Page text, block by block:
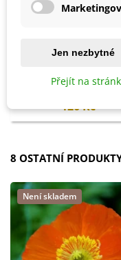
Přidat do košíku
Ochrana proti
škůdcům - Ekol -
126 Kč
8 OSTATNÍ
Není skladem
Jen nezbytné
Přejít na